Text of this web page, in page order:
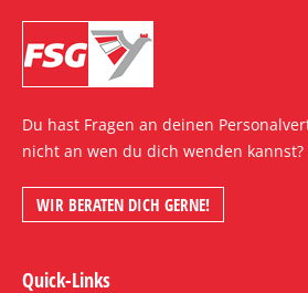
Du hast Fragen an deinen
nicht an wen du dich wenden kannst?
WIR BERATEN DICH GERNE!
Quick-Links